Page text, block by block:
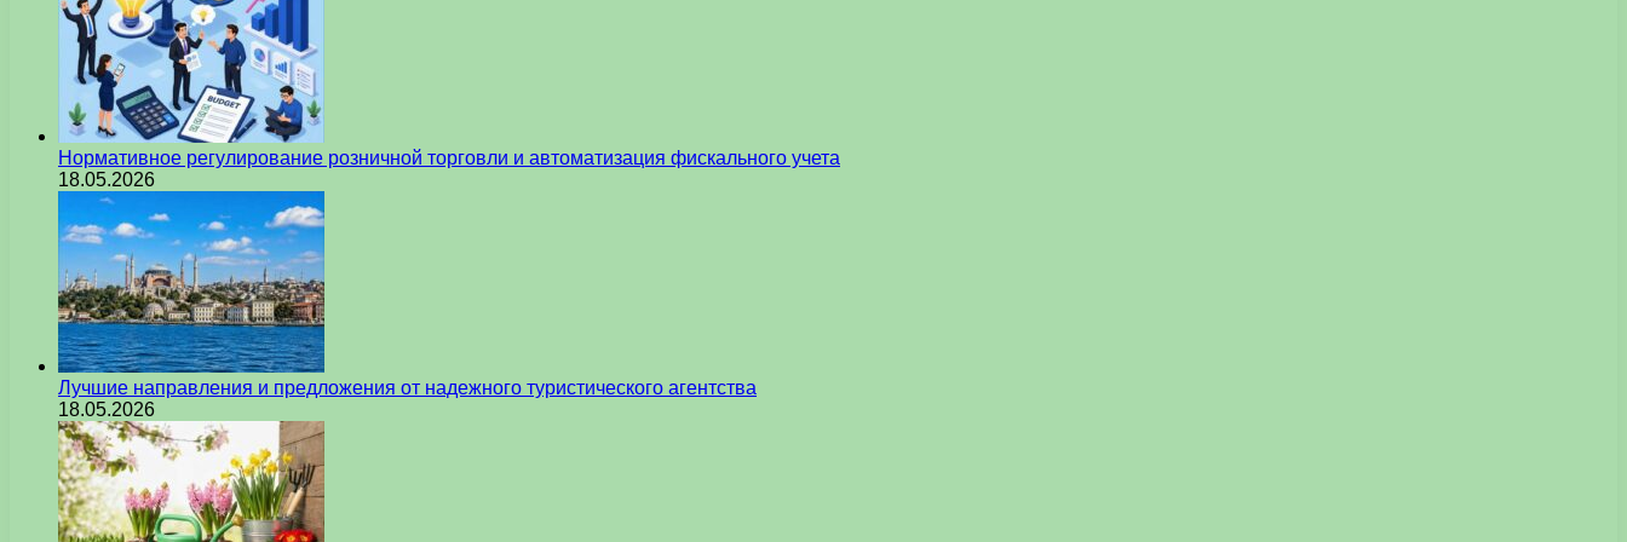
Нормативное регулирование розничной торговли и автоматизация фискального учета
18.05.2026
Лучшие направления и предложения от надежного туристического агентства
18.05.2026